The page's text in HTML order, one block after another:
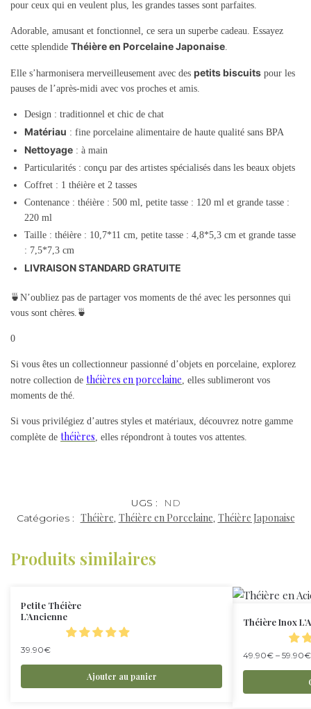
pour ceux qui en veulent plus, les grandes tasses sont parfaites.
Adorable, amusant et fonctionnel, ce sera un superbe cadeau. Essayez
cette splendide Théière en Porcelaine Japonaise
Elle s’harmonisera merveilleusement avec des petits biscuits pour les
pauses de l’après-midi avec vos proches et amis.
Design : traditionnel et chic de chat
Matériau : fine porcelaine alimentaire de haute qualité sans BPA
Nettoyage : à main
Particularités : conçu par des artistes spécialisés dans les beaux objets
Coffret : 1 théière et 2 tasses
Contenance : théière : 500 ml, petite tasse : 120 ml et grande tasse :
220 ml
Taille : théière : 10,7*11 cm, petite tasse : 4,8*5,3 cm et grande tasse
: 7,5*7,3 cm
LIVRAISON STANDARD GRATUITE
🍵N’oubliez pas de partager vos moments de thé avec les personnes qui
vous sont chères.🍵
0
Si vous êtes un collectionneur passionné d’objets en porcelaine, explorez
notre collection de théières en porcelaine , elles sublimeront vos
moments de thé.
Si vous privilégiez d’autres styles et matériaux, découvrez notre gamme
complète de théières , elles répondront à toutes vos attentes.
UGS :
ND
Catégories : Théière, Théière en Porcelaine, Théière Japonaise
Produits similaires
Petite Théière
L’Ancienne
39.90€
Ajouter au panier
Théière Inox
49.90€ – 59.90€